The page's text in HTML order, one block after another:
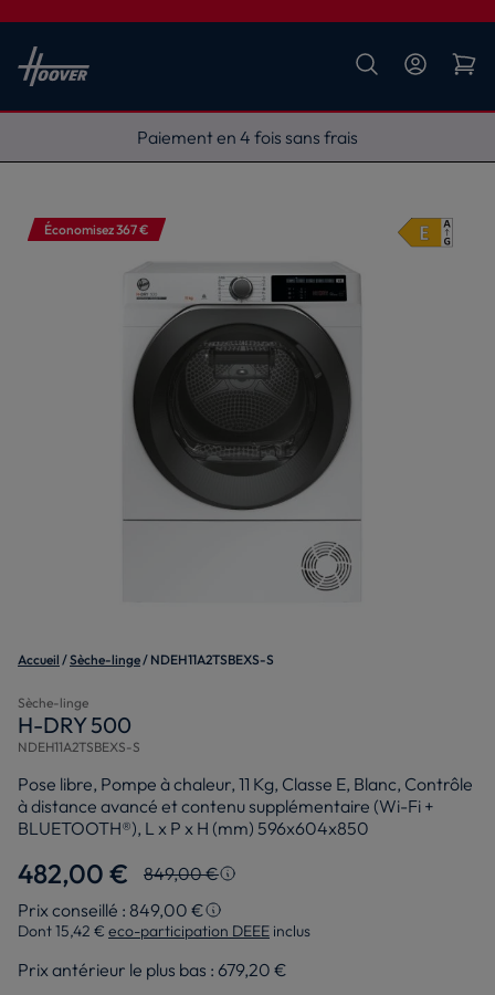
Livraison gratuite
Économisez 367 €
Accueil Sèche-linge NDEH11A2TSBEXS-S
Sèche-linge
H-DRY 500
NDEH11A2TSBEXS-S
Pose libre, Pompe à chaleur, 11 Kg, Classe E, Blanc, Contrôle
à distance avancé et contenu supplémentaire (Wi-Fi +
BLUETOOTH®), L x P x H (mm) 596x604x850
482,00 €
849,00 €
Prix le plus bas en 30 jours
Le montant en pourcentage de la remise a été
arrondi au nombre entier le plus proche et est
Prix conseillé : 849,00 €
Prix conseillé
Le prix d’origine est le prix de vente que nous
Dont 15,42 € eco-participation DEEE inclus
Prix antérieur le plus bas : 679,20 €